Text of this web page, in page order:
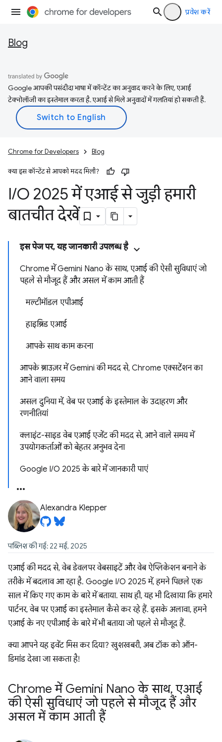
प्रवेश करें
Blog
Google आपकी पसंदीदा भाषा में कॉन्टेंट का अनुवाद करने के लिए, एआई
टेक्नोलॉजी का इस्तेमाल करता है. एआई से मिले अनुवादों में गलतियां हो सकती हैं.
Chrome for Developers Blog
क्या इस कॉन्टेंट से आपको मदद मिली?
I/O 2025 में एआई से जुड़ी हमारी
बातचीत देखें
इस पेज पर, यह जानकारी उपलब्ध है
Chrome में Gemini Nano के साथ, एआई की ऐसी सुविधाएं जो
पहले से मौजूद हैं और असल में काम आती हैं
मल्टीमॉडल एपीआई
हाइब्रिड एआई
आपके साथ काम करना
आपके ब्राउज़र में Gemini की मदद से, Chrome एक्सटेंशन का
आने वाला समय
असल दुनिया में, वेब पर एआई के इस्तेमाल के उदाहरण और
रणनीतियां
क्लाइंट-साइड वेब एआई एजेंट की मदद से, आने वाले समय में
उपयोगकर्ताओं को बेहतर अनुभव देना
Google I/O 2025 के बारे में जानकारी पाएं
Alexandra Klepper
पब्लिश की गई: 22 मई, 2025
एआई की मदद से, वेब डेवलपर वेबसाइटें और वेब ऐप्लिकेशन बनाने के
तरीके में बदलाव आ रहा है. Google I/O 2025 में, हमने पिछले एक
साल में किए गए काम के बारे में बताया. साथ ही, यह भी दिखाया कि हमारे
पार्टनर, वेब पर एआई का इस्तेमाल कैसे कर रहे हैं. इसके अलावा, हमने
एआई के नए एपीआई के बारे में भी बताया जो पहले से मौजूद हैं.
क्या आपने यह इवेंट मिस कर दिया? खुशखबरी, अब टॉक को ऑन-
डिमांड देखा जा सकता है!
Chrome में Gemini Nano के साथ, एआई
की ऐसी सुविधाएं जो पहले से मौजूद हैं और
असल में काम आती हैं